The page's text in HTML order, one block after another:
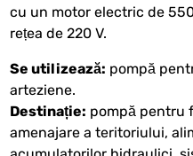
cu un motor electric de
rețea de 220 V.
Se utilizează: pompă
arteziene.
Destinație: pompă pentru
amenajare a teritoriului,